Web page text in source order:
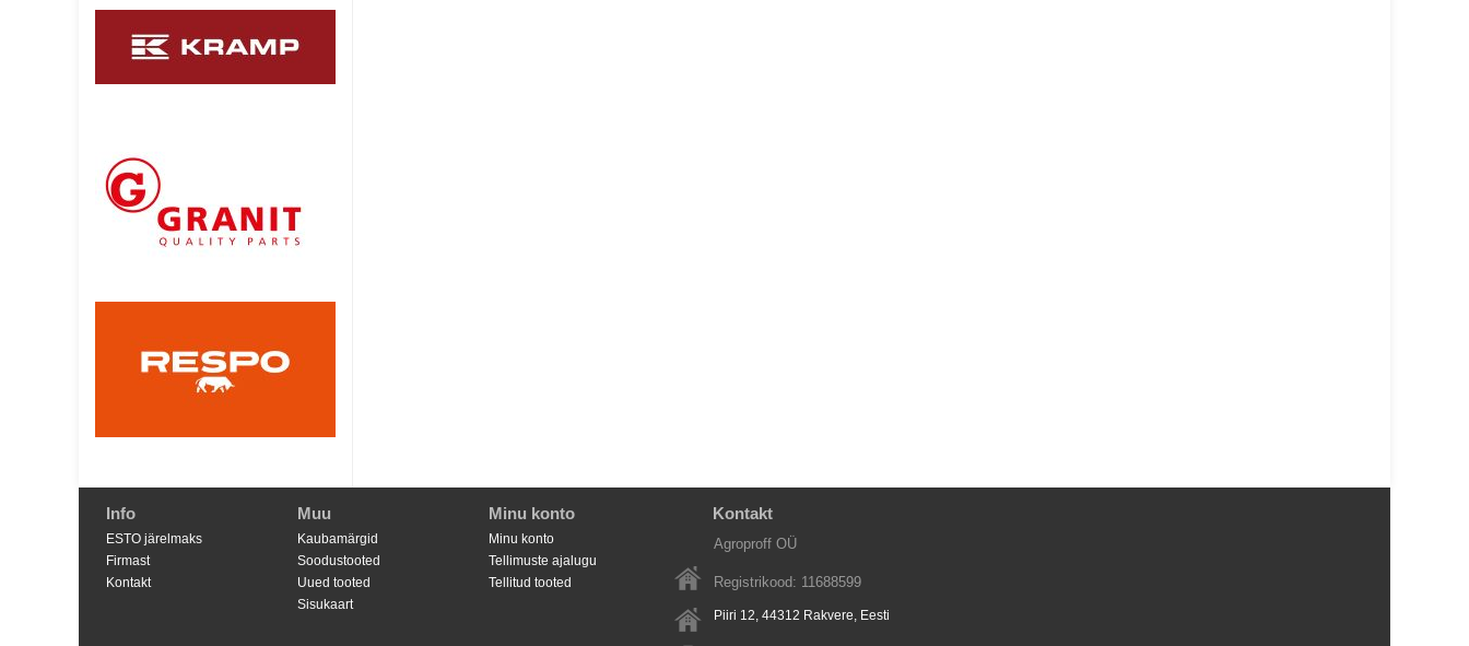
Info
ESTO järelmaks
Firmast
Kontakt
Muu
Kaubamärgid
Soodustooted
Uued tooted
Sisukaart
Minu konto
Minu konto
Tellimuste ajalugu
Tellitud tooted
Kontakt
Agroproff OÜ
Registrikood: 11688599
Piiri 12, 44312 Rakvere, Eesti